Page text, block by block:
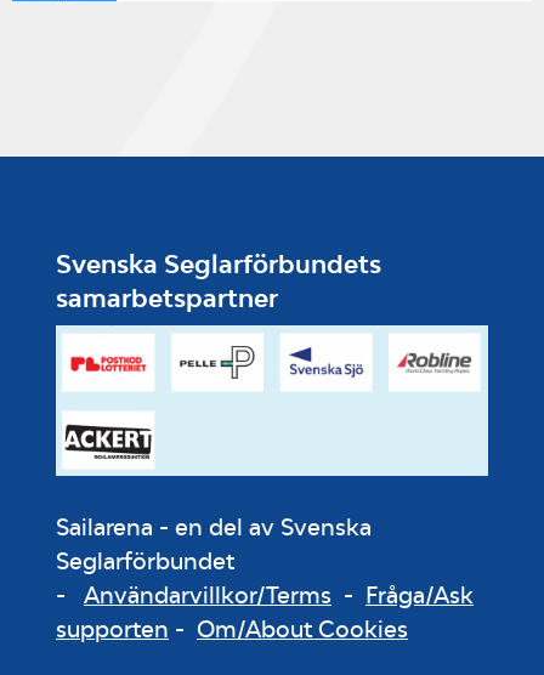
Svenska Seglarförbundets
samarbetspartner
Sailarena - en del av Svenska
Seglarförbundet
- Användarvillkor/Terms - Fråga/Ask
supporten - Om/About Cookies